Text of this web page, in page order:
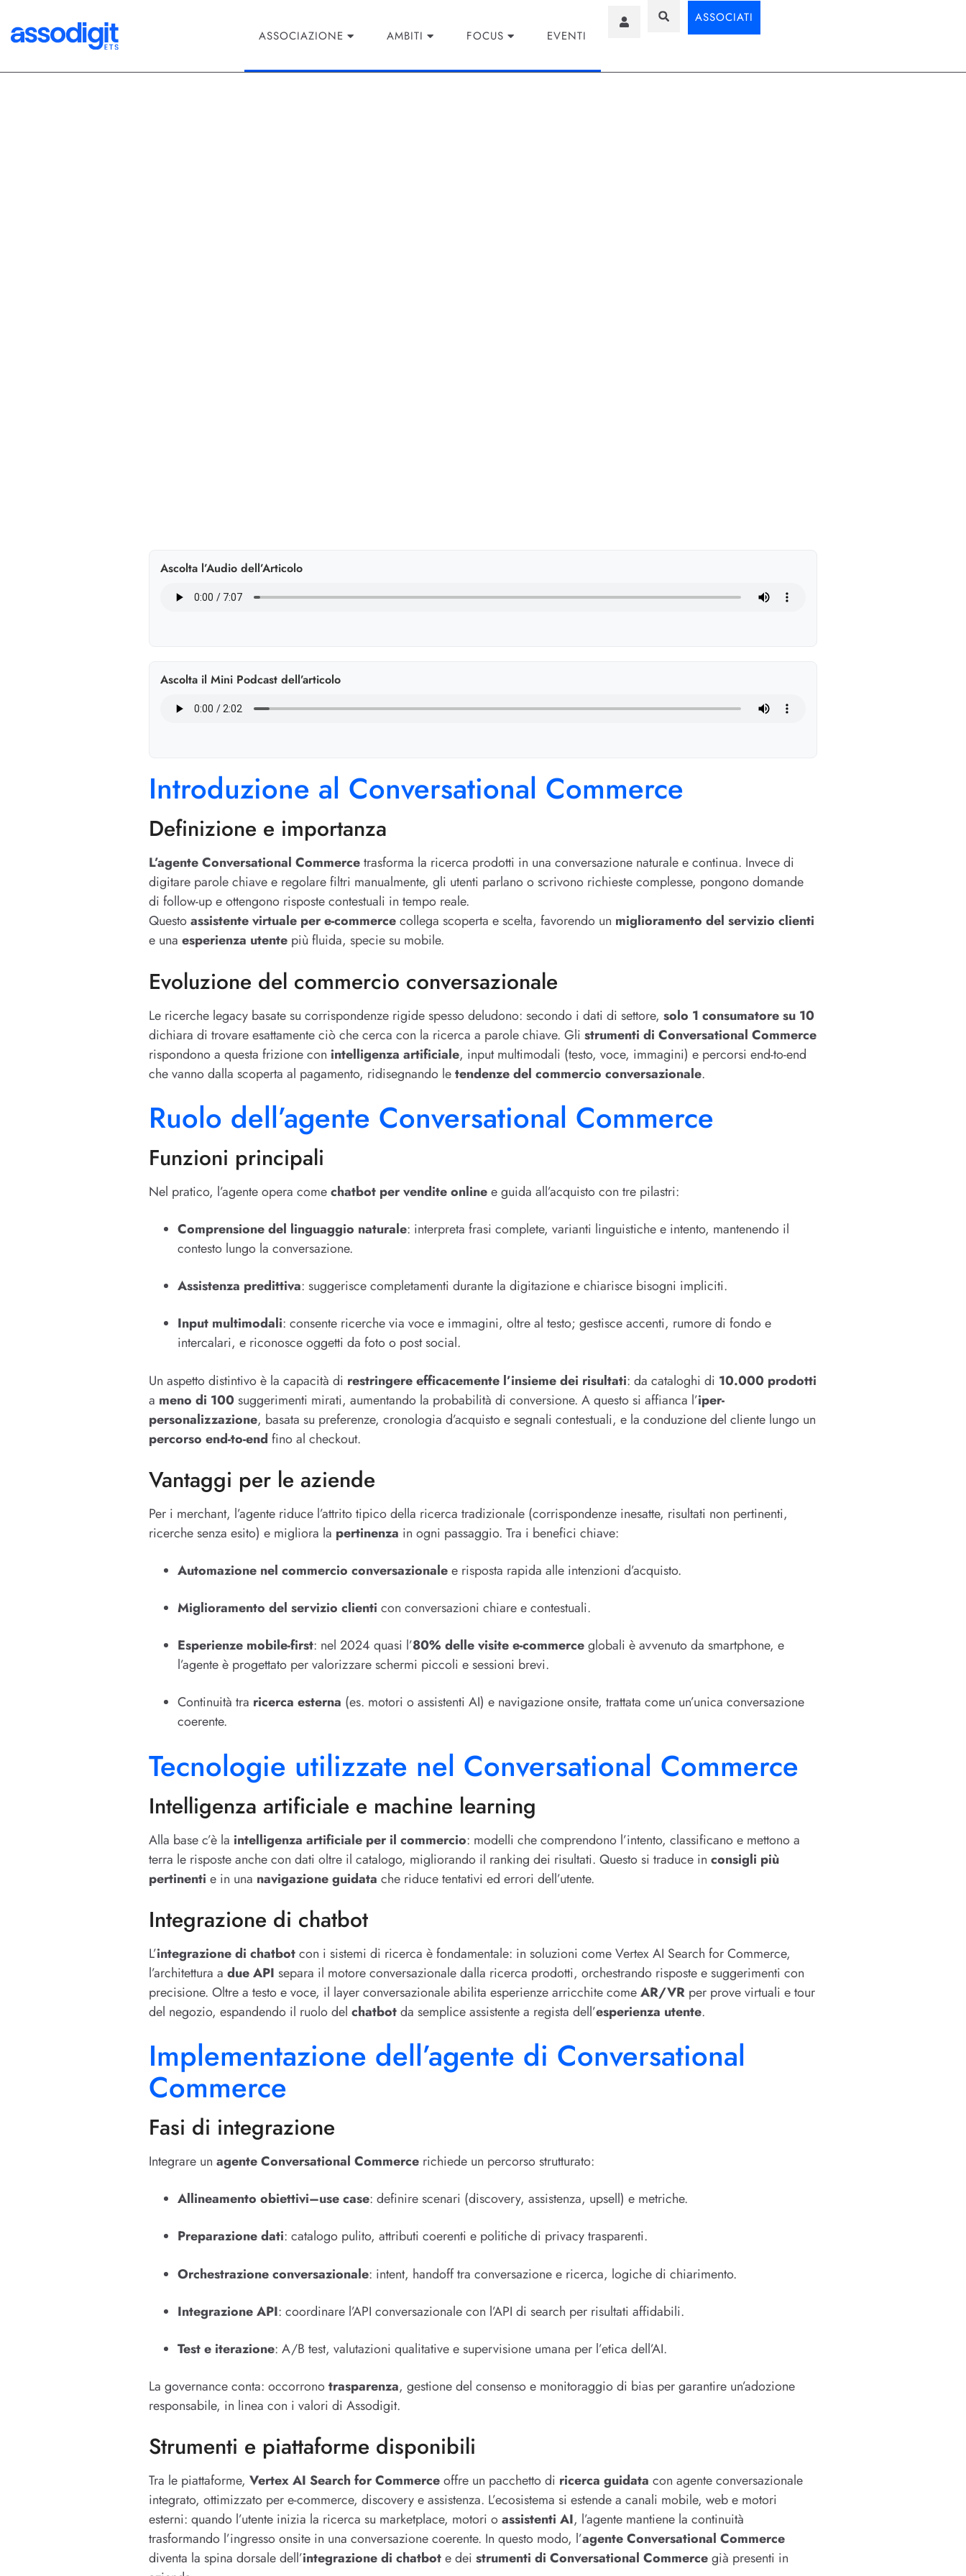
ASSOCIAZIONE AMBITI FOCUS EVENTI
ASSOCIATI
Ascolta l’Audio dell’Articolo
Ascolta il Mini Podcast dell’articolo
Introduzione al Conversational Commerce
Definizione e importanza
L’agente Conversational Commercetrasforma la ricerca prodotti in una conversazione naturale e continua. Invece di
digitare parole chiave e regolare filtri manualmente, gli utenti parlano o scrivono richieste complesse, pongono domande
di follow-up e ottengono risposte contestuali in tempo reale.
Questoassistente virtuale per e-commercecollega scoperta e scelta, favorendo un miglioramento del servizio clienti
e una esperienza utente più fluida, specie su mobile.
Evoluzione del commercio conversazionale
Le ricerche legacy basate su corrispondenze rigide spesso deludono: secondo i dati di settore, solo 1 consumatore su 10
dichiara di trovare esattamente ciò che cerca con la ricerca a parole chiave. Gli strumenti di Conversational Commerce
rispondono a questa frizione con intelligenza artificiale, input multimodali (testo, voce, immagini) e percorsi end-to-end
che vanno dalla scoperta al pagamento, ridisegnando letendenze del commercio conversazionale.
Ruolo dell’agente Conversational Commerce
Funzioni principali
Nel pratico, l’agente opera comechatbot per vendite onlinee guida all’acquisto con tre pilastri:
Comprensione del linguaggio naturale: interpreta frasi complete, varianti linguistiche e intento, mantenendo il
contesto lungo la conversazione.
Assistenza predittiva: suggerisce completamenti durante la digitazione e chiarisce bisogni impliciti.
Input multimodali: consente ricerche via voce e immagini, oltre al testo; gestisce accenti, rumore di fondo e
intercalari, e riconosce oggetti da foto o post social.
Un aspetto distintivo è la capacità di restringere efficacemente l’insieme dei risultati: da cataloghi di 10.000 prodotti
a meno di 100suggerimenti mirati, aumentando la probabilità di conversione. A questo si affianca l’iper-
personalizzazione, basata su preferenze, cronologia d’acquisto e segnali contestuali, e la conduzione del cliente lungo un
percorso end-to-end fino al checkout.
Vantaggi per le aziende
Per i merchant, l’agente riduce l’attrito tipico della ricerca tradizionale (corrispondenze inesatte, risultati non pertinenti,
ricerche senza esito) e migliora la pertinenza in ogni passaggio. Tra i benefici chiave:
Automazione nel commercio conversazionalee risposta rapida alle intenzioni d’acquisto.
Miglioramento del servizio clienti con conversazioni chiare e contestuali.
Esperienze mobile-first: nel 2024 quasi l’80% delle visite e-commerceglobali è avvenuto da smartphone, e
l’agente è progettato per valorizzare schermi piccoli e sessioni brevi.
Continuità tra ricerca esterna (es. motori o assistenti AI) e navigazione onsite, trattata come un’unica conversazione
coerente.
Tecnologie utilizzate nel Conversational Commerce
Intelligenza artificiale e machine learning
Alla base c’è la intelligenza artificiale per il commercio: modelli che comprendono l’intento, classificano e mettono a
terra le risposte anche con dati oltre il catalogo, migliorando il ranking dei risultati. Questo si traduce in consigli più
pertinenti e in una navigazione guidata che riduce tentativi ed errori dell’utente.
Integrazione di chatbot
L’integrazione di chatbotcon i sistemi di ricerca è fondamentale: in soluzioni come Vertex AI Search for Commerce,
l’architettura a due API separa il motore conversazionale dalla ricerca prodotti, orchestrando risposte e suggerimenti con
precisione. Oltre a testo e voce, il layer conversazionale abilita esperienze arricchite comeAR/VR per prove virtuali e tour
del negozio, espandendo il ruolo del chatbotda semplice assistente a regista dell’esperienza utente.
Implementazione dell’agente di Conversational
Commerce
Fasi di integrazione
Integrare un agente Conversational Commerce richiede un percorso strutturato:
Allineamento obiettivi–use case: definire scenari (discovery, assistenza, upsell) e metriche.
Preparazione dati: catalogo pulito, attributi coerenti e politiche di privacy trasparenti.
Orchestrazione conversazionale: intent, handoff tra conversazione e ricerca, logiche di chiarimento.
Integrazione API: coordinare l’API conversazionale con l’API di search per risultati affidabili.
Test e iterazione: A/B test, valutazioni qualitative e supervisione umana per l’etica dell’AI.
La governance conta: occorronotrasparenza, gestione del consenso e monitoraggio di bias per garantire un’adozione
responsabile, in linea con i valori di Assodigit.
Strumenti e piattaforme disponibili
Tra le piattaforme, Vertex AI Search for Commerceoffre un pacchetto di ricerca guidata con agente conversazionale
integrato, ottimizzato per e-commerce, discovery e assistenza. L’ecosistema si estende a canali mobile, web e motori
esterni: quando l’utente inizia la ricerca su marketplace, motori oassistenti AI, l’agente mantiene la continuità
trasformando l’ingresso onsite in una conversazione coerente. In questo modo, l’agente Conversational Commerce
diventa la spina dorsale dell’integrazione di chatbote dei strumenti di Conversational Commercegià presenti in